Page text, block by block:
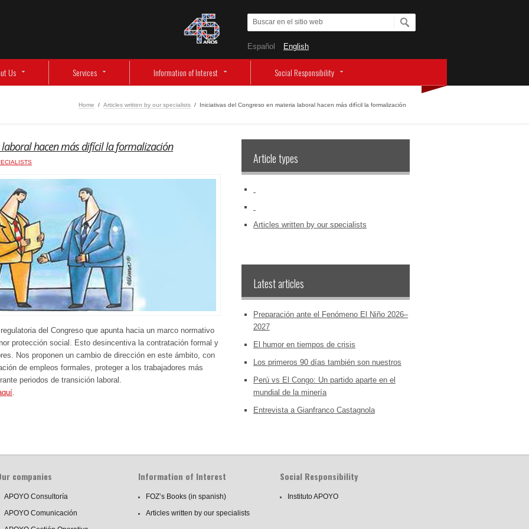
Español English
Us Services Information of Interest Social Responsibility
Home / Articles written by our specialists / Iniciativas del Congreso en materia laboral hacen más difícil la formalización
hacen más difícil la formalización
del Congreso que apunta hacia un marco normativo
protección social. Esto desincentiva la contratación formal y
Nos proponen un cambio de dirección en este ámbito, con
de empleos formales, proteger a los trabajadores más
periodos de transición laboral.
.
Article types
Articles written by our specialists
Latest articles
Preparación ante el Fenómeno El Niño 2026–
2027
El humor en tiempos de crisis
Los primeros 90 días también son nuestros
Perú vs El Congo: Un partido aparte en el
mundial de la minería
Entrevista a Gianfranco Castagnola
companies
APOYO Consultoría
APOYO Comunicación
Information of Interest
FOZ’s Books (in spanish)
Articles written by our specialists
Social Responsibility
Instituto APOYO